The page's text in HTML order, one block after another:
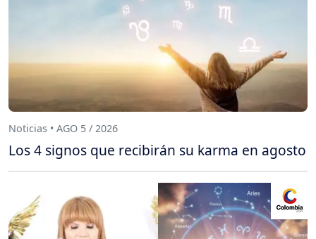
Noticias • AGO 5 / 2026
Los 4 signos que recibirán su karma en agosto